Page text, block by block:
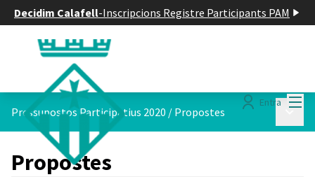
Decidim Calafell-Inscripcions Registre Participants PAM
Entra
Pressupostos Participatius 2020 / Propostes
Propostes